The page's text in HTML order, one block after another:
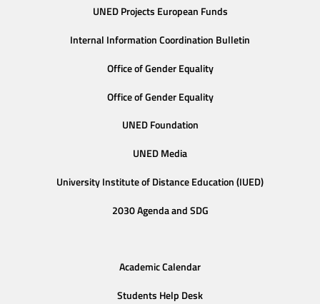
UNED Projects European Funds
Internal Information Coordination Bulletin
Office of Gender Equality
Office of Gender Equality
UNED Foundation
UNED Media
University Institute of Distance Education (IUED)
2030 Agenda and SDG
Academic Calendar
Students Help Desk